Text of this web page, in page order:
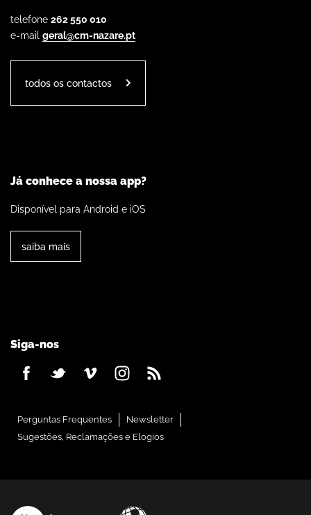
telefone 262 550 010
e-mail geral@cm-nazare.pt
todos os contactos
Já conhece a nossa app?
Disponível para Android e iOS
saiba mais
Siga-nos
Perguntas Frequentes
Newsletter
Sugestões, Reclamações e Elogios